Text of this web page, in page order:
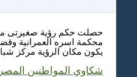
حصلت حكم رؤية صغيرتى
محكمة اسره العمرانية
يكون مكان الرؤية مركز
شكاوي المواطنين